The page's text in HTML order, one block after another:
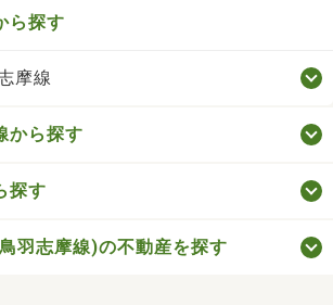
ら探す
摩線
から探す
探す
羽志摩線)の不動産を探す